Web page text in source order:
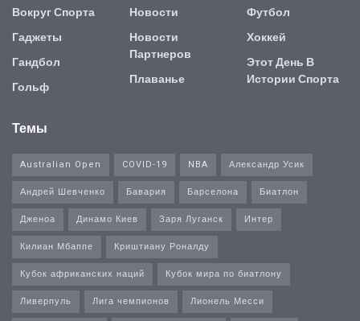
Вокруг Спорта
Гаджеты
Гандбол
Гольф
Новости
Новости
Партнеров
Плаванье
Футбол
Хоккей
Этот День В
Истории Спорта
Темы
Australian Open COVID-19 NBA
Александр Усик
Андрей Шевченко
Бавария Барселона
Биатлон
Дженоа
Динамо Киев Заря Луганск
Интер
Килиан Мбаппе
Криштиану Роналду
Кубок африканских наций
Кубок мира по биатлону
Ливерпуль
Лига чемпионов
Лионель Месси